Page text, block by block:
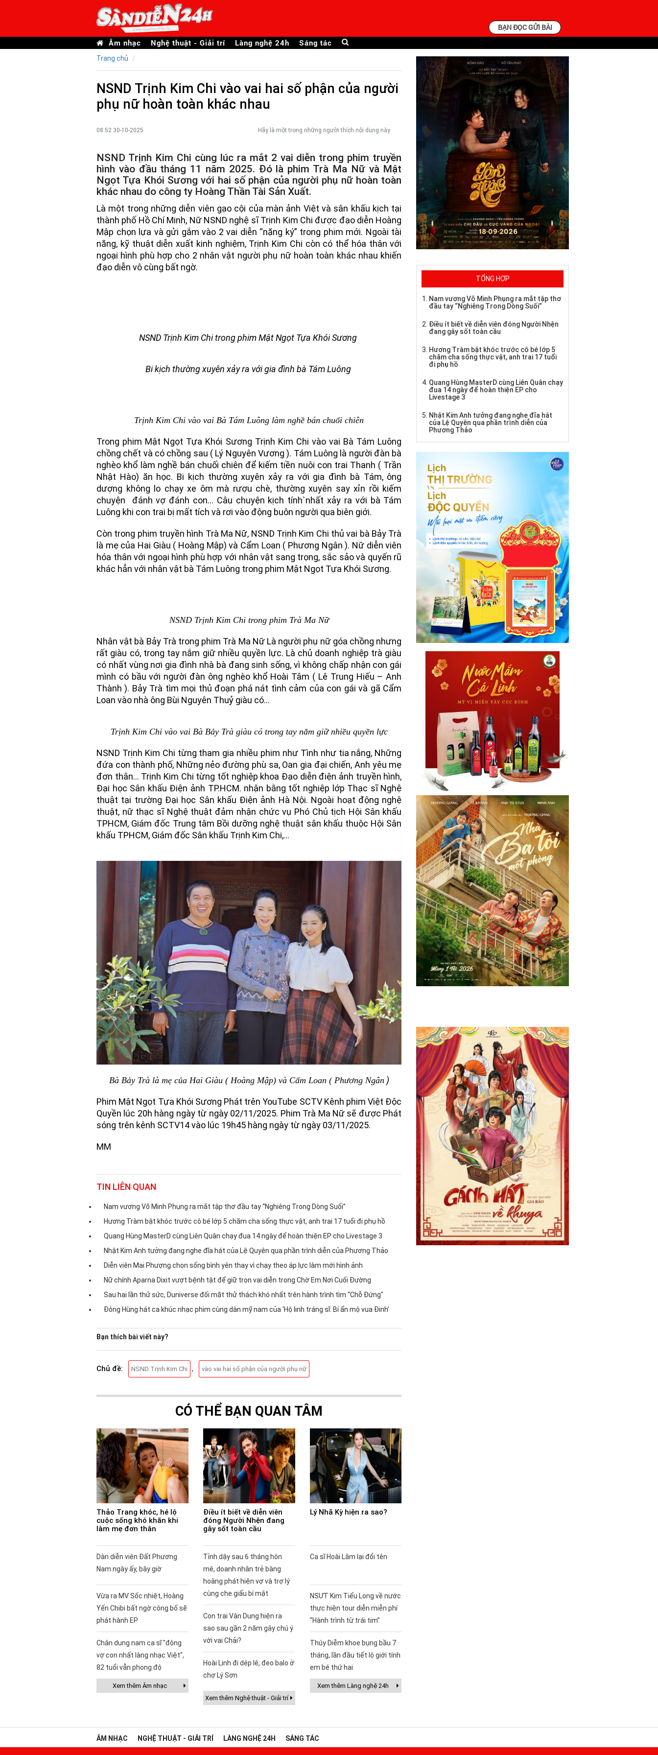
BẠN ĐỌC GỬI BÀI
Âm nhạc Nghệ thuật - Giải trí Làng nghệ 24h Sáng tác
Trang chủ
NSND Trịnh Kim Chi vào vai hai số phận của người
phụ nữ hoàn toàn khác nhau
08:52 30-10-2025 Hãy là một trong những người thích nội dung này
NSND Trịnh Kim Chi cùng lúc ra mắt 2 vai diễn trong phim truyền
hình vào đầu tháng 11 năm 2025. Đó là phim Trà Ma Nữ và Mật
Ngọt Tựa Khói Sương với hai số phận của người phụ nữ hoàn toàn
khác nhau do công ty Hoàng Thần Tài Sản Xuất.
Là một trong những diễn viên gạo cội của màn ảnh Việt và sân khấu kịch tại
thành phố Hồ Chí Minh, Nữ NSND nghệ sĩ Trịnh Kim Chi được đạo diễn Hoàng
Mập chọn lựa và gửi gắm vào 2 vai diễn “nặng ký” trong phim mới. Ngoài tài
năng, kỹ thuật diễn xuất kinh nghiệm, Trịnh Kim Chi còn có thể hóa thân với
ngoại hình phù hợp cho 2 nhân vật người phụ nữ hoàn toàn khác nhau khiến
đạo diễn vô cùng bất ngờ.
NSND Trịnh Kim Chi trong phim Mật Ngọt Tựa Khói Sương
Bi kịch thường xuyên xảy ra với gia đình bà Tám Luông
Trịnh Kim Chi vào vai Bà Tám Luông làm nghề bán chuối chiên
Trong phim Mật Ngọt Tựa Khói Sương Trịnh Kim Chi vào vai Bà Tám Luông
chồng chết và có chồng sau ( Lý Nguyên Vương ). Tám Luông là người đàn bà
nghèo khổ làm nghề bán chuối chiên để kiếm tiền nuôi con trai Thanh ( Trần
Nhật Hào) ăn học. Bi kịch thường xuyên xảy ra với gia đình bà Tám, ông
dượng không lo chạy xe ôm mà rượu chè, thường xuyên say xỉn rồi kiếm
chuyện đánh vợ đánh con… Câu chuyện kịch tính`nhất xảy ra với bà Tám
Luông khi con trai bị mất tích và rơi vào động buôn người qua biên giới.
Còn trong phim truyền hình Trà Ma Nữ, NSND Trịnh Kim Chi thủ vai bà Bảy Trà
là mẹ của Hai Giàu ( Hoàng Mập) và Cẩm Loan ( Phương Ngân ). Nữ diễn viên
hóa thân với ngoại hình phù hợp với nhân vật sang trọng, sắc sảo và quyến rũ
khác hẳn với nhân vật bà Tám Luông trong phim Mật Ngọt Tựa Khói Sương.
NSND Trịnh Kim Chi trong phim Trà Ma Nữ
Nhân vật bà Bảy Trà trong phim Trà Ma Nữ Là người phụ nữ góa chồng nhưng
rất giàu có, trong tay nắm giữ nhiều quyền lực. Là chủ doanh nghiệp trà giàu
có nhất vùng nơi gia đình nhà bà đang sinh sống, vì không chấp nhận con gái
mình có bầu với người đàn ông nghèo khổ Hoài Tâm ( Lê Trung Hiếu – Anh
Thành ). Bảy Trà tìm mọi thủ đoạn phá nát tình cảm của con gái và gã Cẩm
Loan vào nhà ông Bùi Nguyên Thuỷ giàu có…
Trịnh Kim Chi vào vai Bà Bảy Trà giàu có trong tay nắm giữ nhiều quyền lực
NSND Trịnh Kim Chi từng tham gia nhiều phim như Tình như tia nắng, Những
đứa con thành phố, Những nẻo đường phù sa, Oan gia đại chiến, Anh yêu mẹ
đơn thân… Trịnh Kim Chi từng tốt nghiệp khoa Đạo diễn điện ảnh truyền hình,
Đại học Sân khấu Điện ảnh TP.HCM. nhận bằng tốt nghiệp lớp Thạc sĩ Nghệ
thuật tại trường Đại học Sân khấu Điện ảnh Hà Nội. Ngoài hoạt động nghệ
thuật, nữ thạc sĩ Nghệ thuật đảm nhận chức vụ Phó Chủ tịch Hội Sân khấu
TPHCM, Giám đốc Trung tâm Bồi dưỡng nghệ thuật sân khấu thuộc Hội Sân
khấu TPHCM, Giám đốc Sân khấu Trịnh Kim Chi,…
Bà Bảy Trà là mẹ của Hai Giàu ( Hoàng Mập) và Cẩm Loan ( Phương Ngân )
Phim Mật Ngọt Tựa Khói Sương Phát trên YouTube SCTV Kênh phim Việt Độc
Quyền lúc 20h hàng ngày từ ngày 02/11/2025. Phim Trà Ma Nữ sẽ được Phát
sóng trên kênh SCTV14 vào lúc 19h45 hàng ngày từ ngày 03/11/2025.
MM
TIN LIÊN QUAN
Nam vương Võ Minh Phụng ra mắt tập thơ đầu tay “Nghiêng Trong Dòng Suối”
Hương Tràm bật khóc trước cô bé lớp 5 chăm cha sống thực vật, anh trai 17 tuổi đi phụ hồ
Quang Hùng MasterD cùng Liên Quân chạy đua 14 ngày để hoàn thiện EP cho Livestage 3
Nhật Kim Anh tưởng đang nghe đĩa hát của Lệ Quyên qua phần trình diễn của Phương Thảo
Diễn viên Mai Phượng chọn sống bình yên thay vì chạy theo áp lực làm mới hình ảnh
Nữ chính Aparna Dixit vượt bệnh tật để giữ trọn vai diễn trong Chờ Em Nơi Cuối Đường
Sau hai lần thử sức, Duniverse đối mặt thử thách khó nhất trên hành trình tìm “Chỗ Đứng"
Đông Hùng hát ca khúc nhạc phim cùng dàn mỹ nam của ‘Hộ linh tráng sĩ: Bí ẩn mộ vua Đinh’
Bạn thích bài viết này?
Chủ đề: NSND Trịnh Kim Chi , vào vai hai số phận của người phụ nữ
CÓ THỂ BẠN QUAN TÂM
Thảo Trang khóc, hé lộ
cuộc sống khó khăn khi
làm mẹ đơn thân
Dàn diễn viên Đất Phương
Nam ngày ấy, bây giờ
Vừa ra MV Sốc nhiệt, Hoàng
Yến Chibi bất ngờ công bố sẽ
phát hành EP
Chân dung nam ca sĩ "đông
vợ con nhất làng nhạc Việt",
82 tuổi vẫn phong độ
Xem thêm Âm nhạc
Điều ít biết về diễn viên
đóng Người Nhện đang
gây sốt toàn cầu
Tỉnh dậy sau 6 tháng hôn
mê, doanh nhân trẻ bàng
hoàng phát hiện vợ và trợ lý
cùng che giấu bí mật
Con trai Vân Dung hiện ra
sao sau gần 2 năm gây chú ý
với vai Chải?
Hoài Linh đi dép lê, đeo balo ở
chợ Lý Sơn
Xem thêm Nghệ thuật - Giải trí
Lý Nhã Kỳ hiện ra sao?
Ca sĩ Hoài Lâm lại đổi tên
NSƯT Kim Tiểu Long về nước
thực hiện tour diễn miễn phí
“Hành trình từ trái tim”
Thúy Diễm khoe bụng bầu 7
tháng, lần đầu tiết lộ giới tính
em bé thứ hai
Xem thêm Làng nghệ 24h
TỔNG HỢP
Nam vương Võ Minh Phụng ra mắt tập thơ
đầu tay “Nghiêng Trong Dòng Suối”
Điều ít biết về diễn viên đóng Người Nhện
đang gây sốt toàn cầu
Hương Tràm bật khóc trước cô bé lớp 5
chăm cha sống thực vật, anh trai 17 tuổi
đi phụ hồ
Quang Hùng MasterD cùng Liên Quân chạy
đua 14 ngày để hoàn thiện EP cho
Livestage 3
Nhật Kim Anh tưởng đang nghe đĩa hát
của Lệ Quyên qua phần trình diễn của
Phương Thảo
ÂM NHẠC NGHỆ THUẬT - GIẢI TRÍ LÀNG NGHỆ 24H SÁNG TÁC